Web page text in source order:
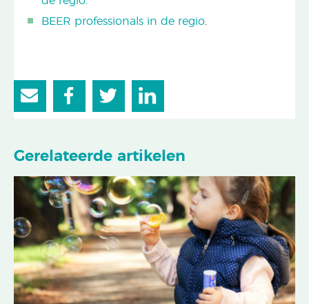
BEER professionals in de regio
Gerelateerde artikelen